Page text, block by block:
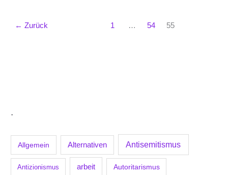
.
Allgemein Alternativen Antisemitismus
Antizionismus arbeit Autoritarismus
← Zurück 1 … 54 55